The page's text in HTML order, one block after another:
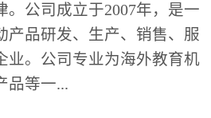
。公司成立于2007年，是一
产品研发、生产、销售、服
业。公司专业为海外教育机
品等一...